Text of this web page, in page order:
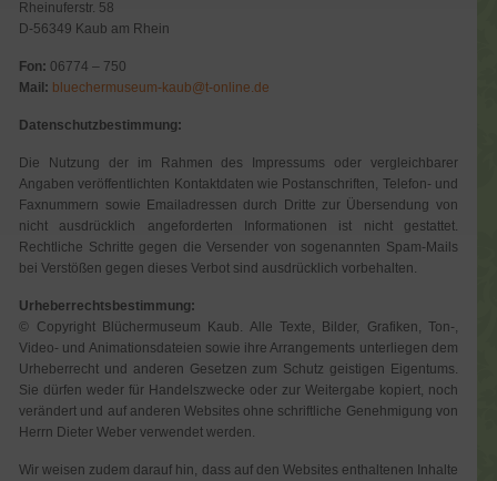
Rheinuferstr. 58
D-56349 Kaub am Rhein
Fon: 06774 – 750
Mail: bluechermuseum-kaub@t-online.de
Datenschutzbestimmung:
Die Nutzung der im Rahmen des Impressums oder vergleichbarer
Angaben veröffentlichten Kontaktdaten wie Postanschriften, Telefon- und
Faxnummern sowie Emailadressen durch Dritte zur Übersendung von
nicht ausdrücklich angeforderten Informationen ist nicht gestattet.
Rechtliche Schritte gegen die Versender von sogenannten Spam-Mails
bei Verstößen gegen dieses Verbot sind ausdrücklich vorbehalten.
Urheberrechtsbestimmung:
© Copyright Blüchermuseum Kaub. Alle Texte, Bilder, Grafiken, Ton-,
Video- und Animationsdateien sowie ihre Arrangements unterliegen dem
Urheberrecht und anderen Gesetzen zum Schutz geistigen Eigentums.
Sie dürfen weder für Handelszwecke oder zur Weitergabe kopiert, noch
verändert und auf anderen Websites ohne schriftliche Genehmigung von
Herrn Dieter Weber verwendet werden.
Wir weisen zudem darauf hin, dass auf den Websites enthaltenen Inhalte